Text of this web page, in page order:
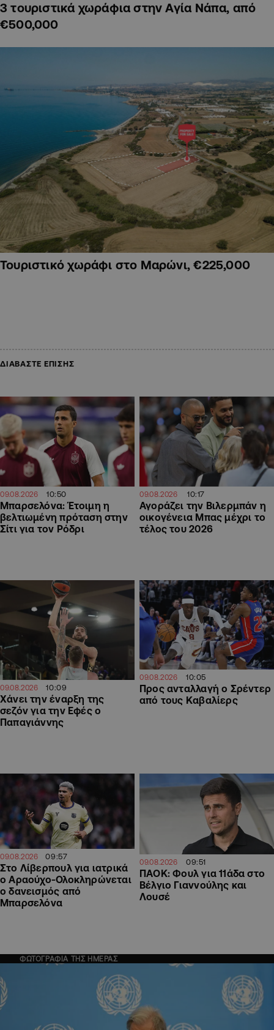
3 τουριστικά χωράφια στην Αγία Νάπα, από
€500,000
Τουριστικό χωράφι στο Μαρώνι, €225,000
ΔΙΑΒΑΣΤΕ ΕΠΙΣΗΣ
09.08.2026 10:50
Μπαρσελόνα: Έτοιμη η
βελτιωμένη πρόταση στην
Σίτι για τον Ρόδρι
09.08.2026 10:17
Αγοράζει την Βιλερμπάν η
οικογένεια Μπας μέχρι το
τέλος του 2026
09.08.2026 10:09
Χάνει την έναρξη της
σεζόν για την Εφές ο
Παπαγιάννης
09.08.2026 10:05
Προς ανταλλαγή ο Σρέντερ
από τους Καβαλίερς
09.08.2026 09:57
Στο Λίβερπουλ για ιατρικά
ο Αραούχο-Ολοκληρώνεται
ο δανεισμός από
Μπαρσελόνα
09.08.2026 09:51
ΠΑΟΚ: Φουλ για 11άδα στο
Βέλγιο Γιαννούλης και
Λουσέ
ΦΩΤΟΓΡΑΦΙΑ ΤΗΣ ΗΜΕΡΑΣ